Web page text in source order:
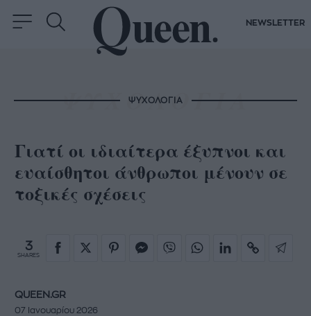
NEWSLETTER
ΨΥΧΟΛΟΓΙΑ
Γιατί οι ιδιαίτερα έξυπνοι και
ευαίσθητοι άνθρωποι μένουν σε
τοξικές σχέσεις
3
SHARES
QUEEN.GR
07 Ιανουαρίου 2026